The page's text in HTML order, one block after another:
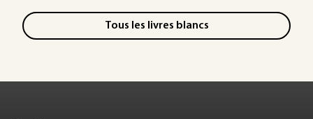
Tous les livres blancs